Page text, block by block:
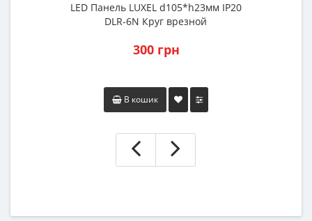
LED Панель LUXEL d105*h23мм IP20
DLR-6N Круг врезной
300 грн
В кошик